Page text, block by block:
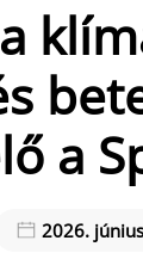
a
2026.